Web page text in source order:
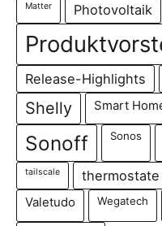
Matter Photovoltaik
Release-Highlights
Shelly Smart
Sonoff Sonos
tailscale thermostate
Valetudo
Wegatech